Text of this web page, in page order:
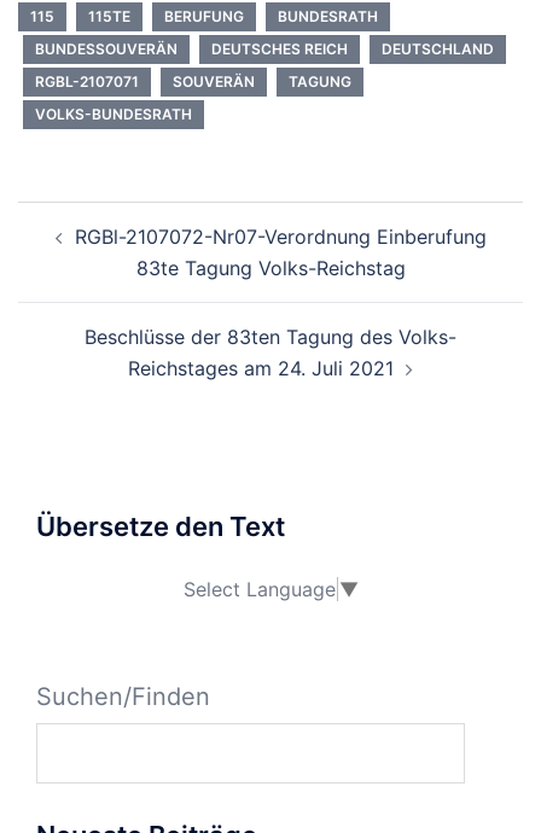
115 115TE BERUFUNG
BUNDESRATH
BUNDESSOUVERÄN
DEUTSCHES REICH
DEUTSCHLAND
RGBL-2107071
SOUVERÄN
TAGUNG
VOLKS-BUNDESRATH
RGBl-2107072-Nr07-Verordnung Einberufung
83te Tagung Volks-Reichstag
Beschlüsse der 83ten Tagung des Volks-
Reichstages am 24. Juli 2021
Übersetze den Text
Select Language ▼
Suchen/Finden